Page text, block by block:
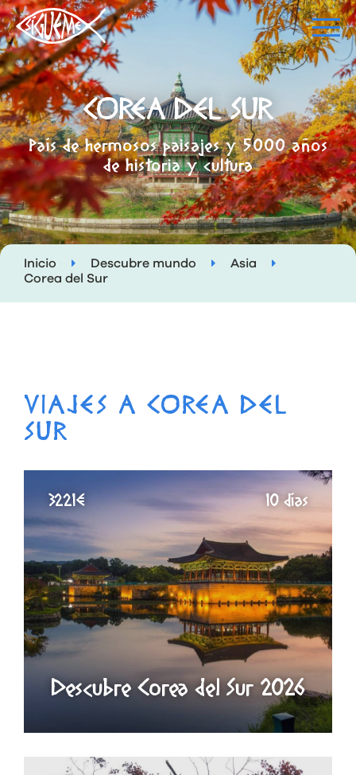
COREA DEL SUR
País de hermosos paisajes y 5000 años
de historia y cultura
Inicio Descubre mundo
Asia
Corea del Sur
VIAJES A COREA DEL
SUR
Descubre Corea del Sur 2026
3221€ 10 días